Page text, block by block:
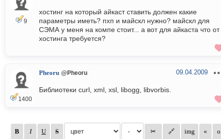
9
хостинг на который айкаст ставить должен какие
параметры иметь? пхп и майскл нужно? майскл для
СЭМА у меня на компе стоит... а вот для айкаста что от
хостинга требуется?
1400
Pheoru @Pheoru 09.04.2009
Библиотеки curl, xml, xsl, libogg, libvorbis.